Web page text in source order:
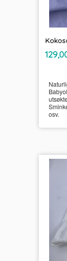
Pris
osv.